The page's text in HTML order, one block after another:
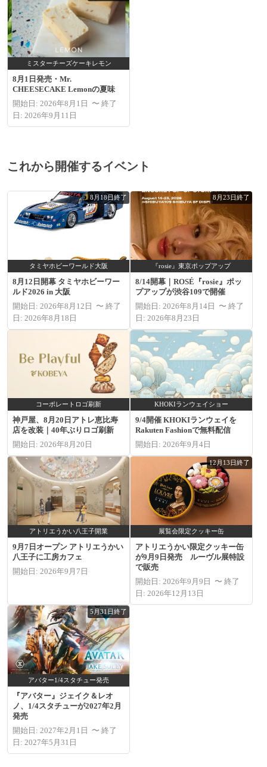
ミスターチーズケーキレモン
8月1日発売・Mr.
CHEESECAKE Lemonの夏味
開始日: 2026年8月1日 〜 終了
日: 2026年9月11日
これから開催するイベント
8月18日終了
タミヤホビーワールド大阪
8月12日開幕 タミヤホビーワー
ルド2026 in 大阪
開始日: 2026年8月12日 〜 終了
日: 2026年8月18日
8月23日終了
『rosie』東京ポップアップ
8/14開幕｜ROSÉ『rosie』ポッ
プアップが渋谷109で開催
開始日: 2026年8月14日 〜 終了
日: 2026年8月23日
コーポレートロゴ刷新
神戸屋、8月20日アトレ恵比寿
店を改装｜40年ぶりロゴ刷新
開始日: 2026年8月20日
KHOKIランウェイショー
9/4開催 KHOKIランウェイを
Rakuten Fashionで無料配信
開始日: 2026年9月4日
アトリエうかい八王子開業
9月7日オープン アトリエうかい
八王子に工房カフェ
開始日: 2026年9月7日
12月13日終了
展覧会限定クッキー缶
アトリエうかい限定クッキー缶
が9月9日発売 ルーヴル展特設
で販売
開始日: 2026年9月9日 〜 終了
日: 2026年12月13日
5月31日終了
アバター1/4スタチュー発売
『アバター』ジェイク＆レオ
ノ、1/4スタチューが2027年2月
発売
開始日: 2027年2月1日 〜 終了
日: 2027年5月31日